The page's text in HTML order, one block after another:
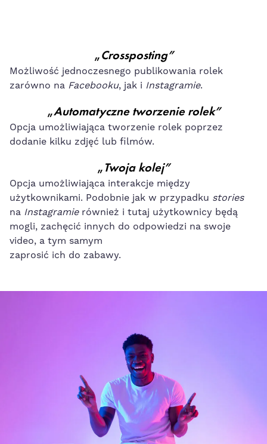
„Crossposting”
Możliwość jednoczesnego publikowania rolek
zarówno na Facebooku, jak i Instagramie.
„Automatyczne tworzenie rolek”
Opcja umożliwiająca tworzenie rolek poprzez
dodanie kilku zdjęć lub filmów.
„Twoja kolej”
Opcja umożliwiająca interakcje między
użytkownikami. Podobnie jak w przypadku stories
na Instagramierównież i tutaj użytkownicy będą
mogli, zachęcić innych do odpowiedzi na swoje
video, a tym samym
zaprosić ich do zabawy.